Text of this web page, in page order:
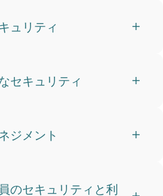
ュリティ
セキュリティ
ジメント
のセキュリティと利